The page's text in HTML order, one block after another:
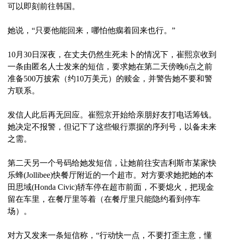
可以即刻前往韩国。
她说，“只要他能回来，哪怕他瘸着回来也行。”
10月30日深夜，在丈夫仍然生死未卜的情况下，崔熙京收到
一条由匿名人士发来的短信，要求她在第二天傍晚6点之前
准备500万披索（约10万美元）的赎金，并警告她不要和警
方联系。
发信人此后再无回应。崔熙京开始给亲朋好友打电话筹钱。
她决定不报警，但记下了这些银行票据的序列号，以备未来
之需。
第二天另一个号码给她发短信，让她前往安吉利斯市某家快
乐蜂(Jollibee)快餐厅附近的一个超市。对方要求她把她的本
田思域(Honda Civic)轿车停在超市前面，不要熄火，把现金
留在车里，在餐厅里等着（在餐厅里只能隐约看到停车
场）。
对方又发来一条短信称，“行动快一点，不要打歪主意，懂